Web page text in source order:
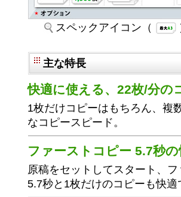
スペックアイコン（
主な特長
快適に使える、22枚/分の
1枚だけコピーはもちろん、複
なコピースピード。
ファーストコピー 5.7秒
原稿をセットしてスタート、
5.7秒と1枚だけのコピーも快適